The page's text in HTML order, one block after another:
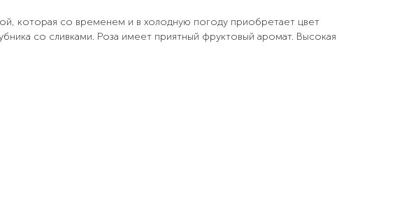
которая со временем и в холодную погоду приобретает цвет
со сливками. Роза имеет приятный фруктовый аромат. Высокая